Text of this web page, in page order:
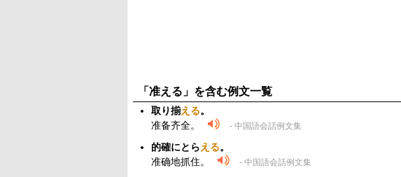
「准える」を含む例文一覧
取り揃える。
准备齐全。
- 中国語会話例文集
的確にとらえる。
准确地抓住。
- 中国語会話例文集